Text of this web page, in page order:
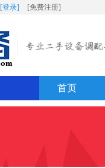
[登录] [免费注册]
首页